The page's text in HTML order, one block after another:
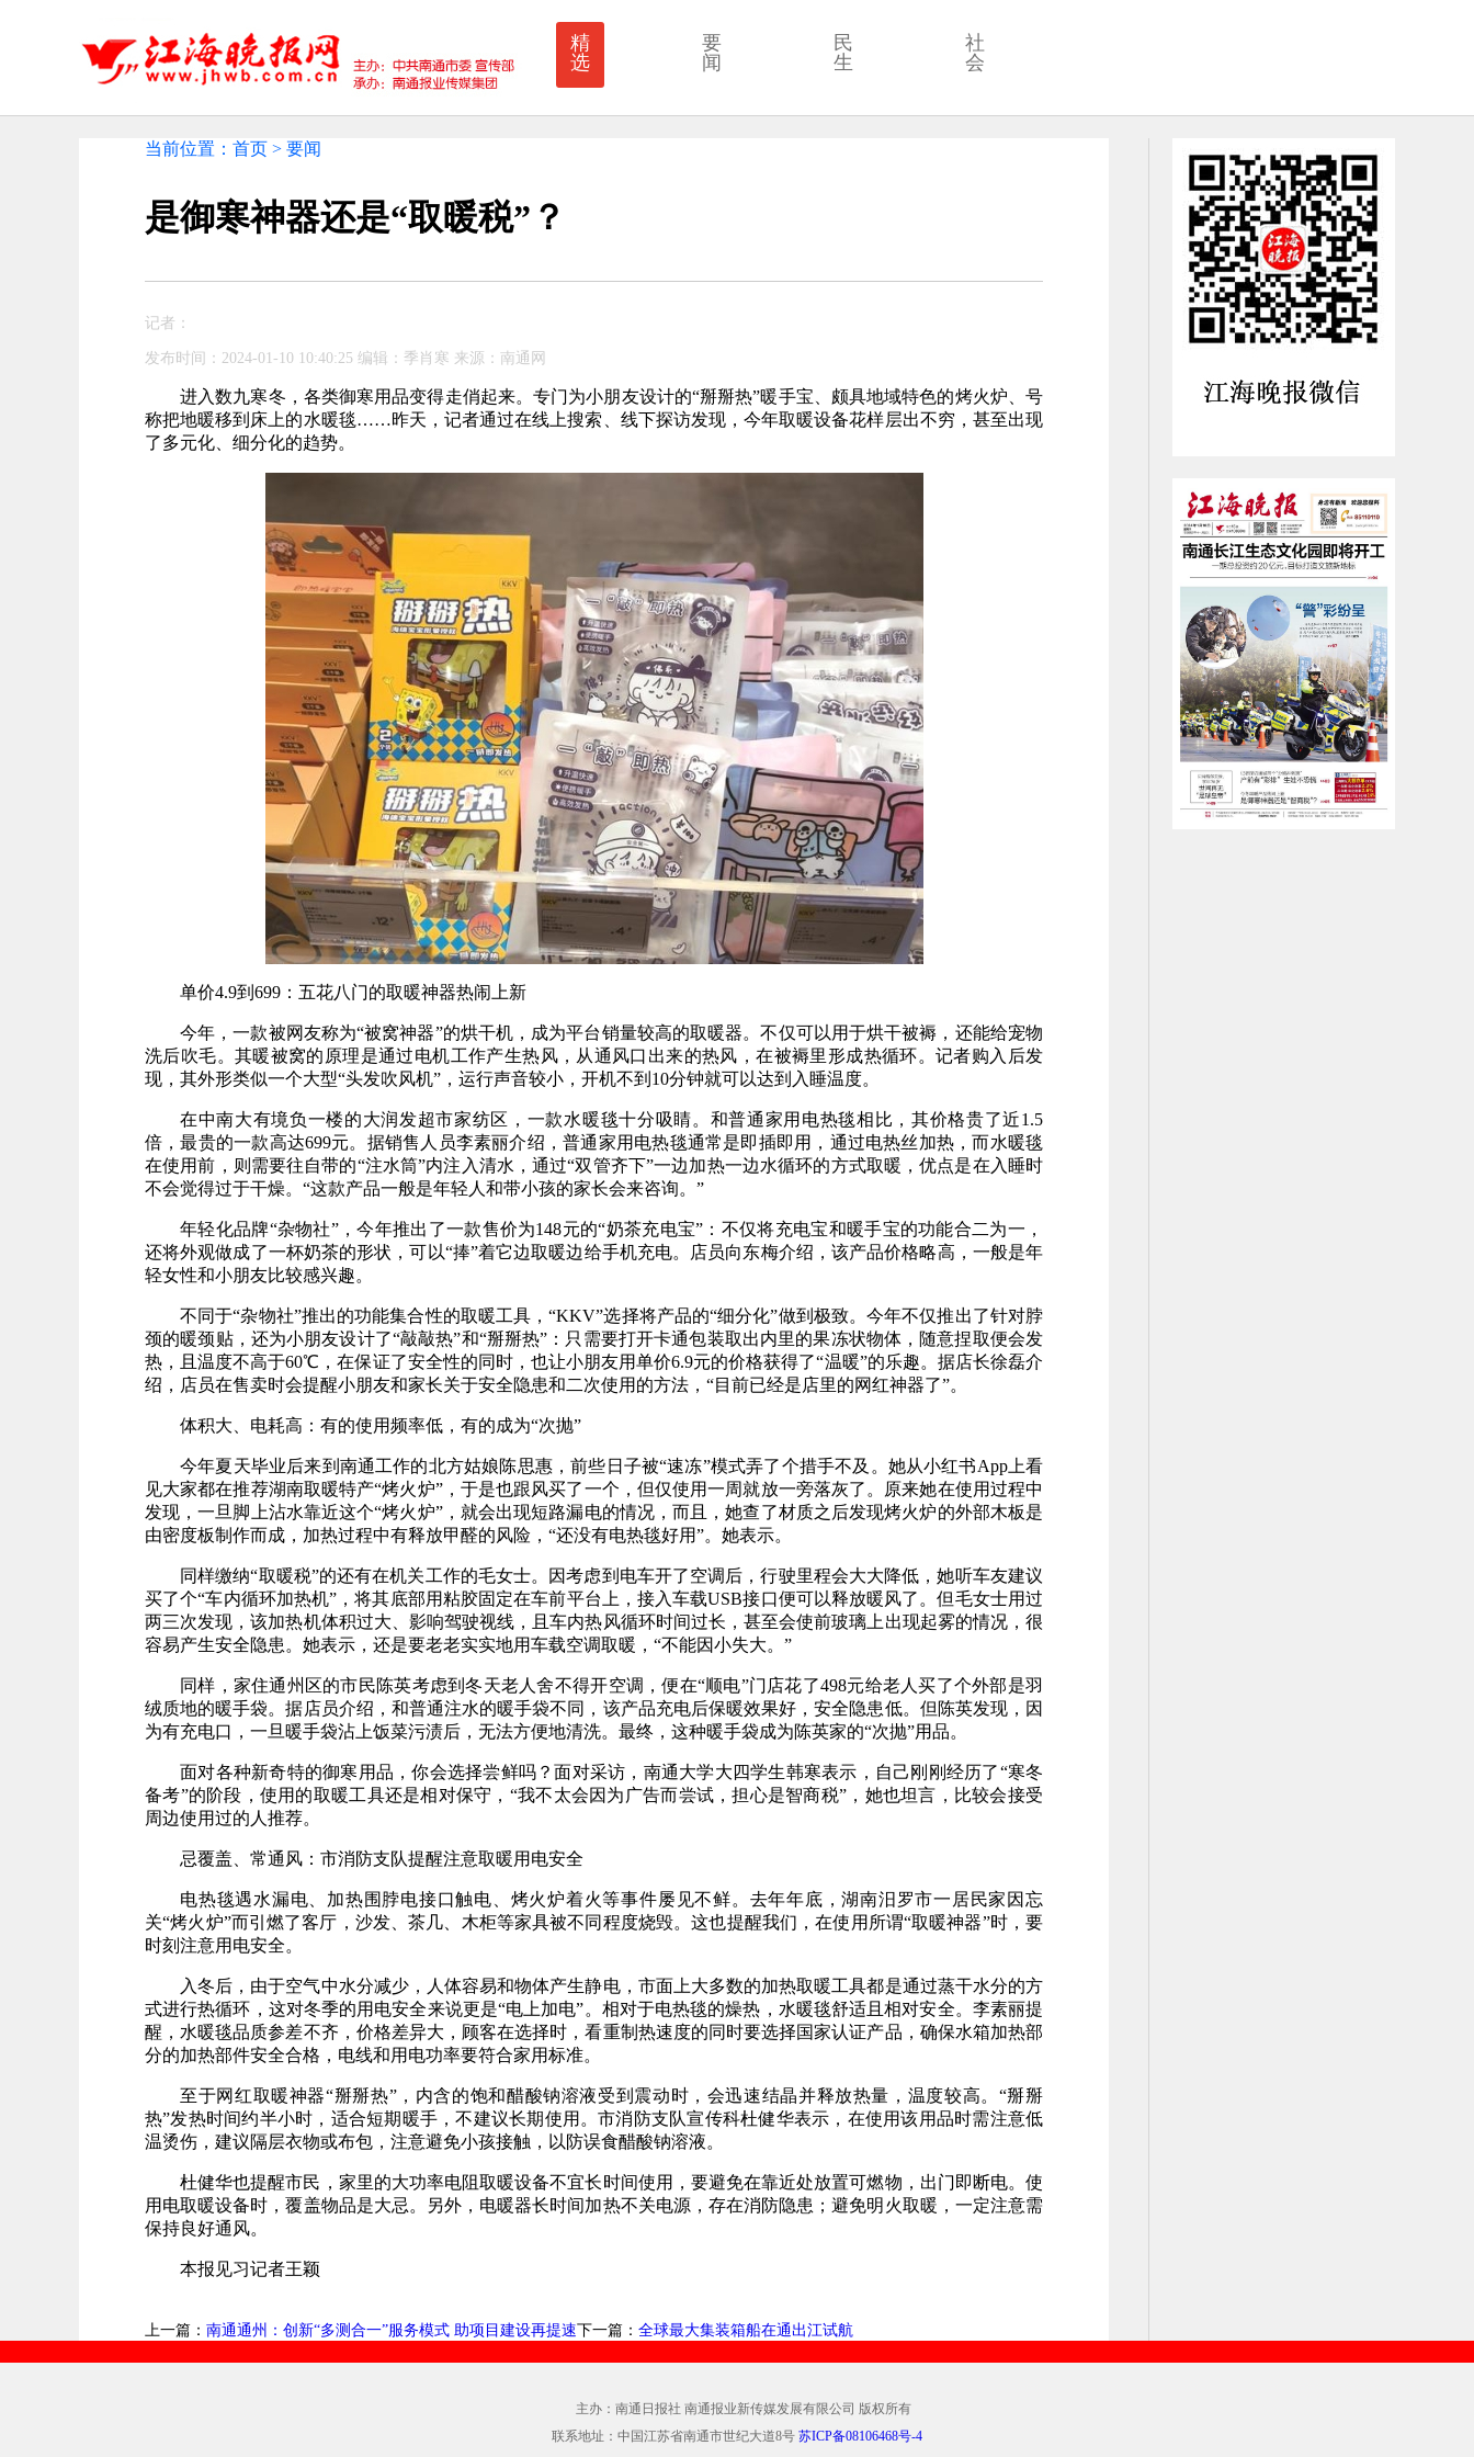
精
选
要
闻
民
生
社
会
当前位置：首页 > 要闻
是御寒神器还是“取暖税”？
记者：
发布时间：2024-01-10 10:40:25 编辑：季肖寒 来源：南通网
进入数九寒冬，各类御寒用品变得走俏起来。专门为小朋友设计的“掰掰热”暖手宝、颇具地域特色的烤火炉、号
称把地暖移到床上的水暖毯……昨天，记者通过在线上搜索、线下探访发现，今年取暖设备花样层出不穷，甚至出现
了多元化、细分化的趋势。
单价4.9到699：五花八门的取暖神器热闹上新
今年，一款被网友称为“被窝神器”的烘干机，成为平台销量较高的取暖器。不仅可以用于烘干被褥，还能给宠物
洗后吹毛。其暖被窝的原理是通过电机工作产生热风，从通风口出来的热风，在被褥里形成热循环。记者购入后发
现，其外形类似一个大型“头发吹风机”，运行声音较小，开机不到10分钟就可以达到入睡温度。
在中南大有境负一楼的大润发超市家纺区，一款水暖毯十分吸睛。和普通家用电热毯相比，其价格贵了近1.5
倍，最贵的一款高达699元。据销售人员李素丽介绍，普通家用电热毯通常是即插即用，通过电热丝加热，而水暖毯
在使用前，则需要往自带的“注水筒”内注入清水，通过“双管齐下”一边加热一边水循环的方式取暖，优点是在入睡时
不会觉得过于干燥。“这款产品一般是年轻人和带小孩的家长会来咨询。”
年轻化品牌“杂物社”，今年推出了一款售价为148元的“奶茶充电宝”：不仅将充电宝和暖手宝的功能合二为一，
还将外观做成了一杯奶茶的形状，可以“捧”着它边取暖边给手机充电。店员向东梅介绍，该产品价格略高，一般是年
轻女性和小朋友比较感兴趣。
不同于“杂物社”推出的功能集合性的取暖工具，“KKV”选择将产品的“细分化”做到极致。今年不仅推出了针对脖
颈的暖颈贴，还为小朋友设计了“敲敲热”和“掰掰热”：只需要打开卡通包装取出内里的果冻状物体，随意捏取便会发
热，且温度不高于60℃，在保证了安全性的同时，也让小朋友用单价6.9元的价格获得了“温暖”的乐趣。据店长徐磊介
绍，店员在售卖时会提醒小朋友和家长关于安全隐患和二次使用的方法，“目前已经是店里的网红神器了”。
体积大、电耗高：有的使用频率低，有的成为“次抛”
今年夏天毕业后来到南通工作的北方姑娘陈思惠，前些日子被“速冻”模式弄了个措手不及。她从小红书App上看
见大家都在推荐湖南取暖特产“烤火炉”，于是也跟风买了一个，但仅使用一周就放一旁落灰了。原来她在使用过程中
发现，一旦脚上沾水靠近这个“烤火炉”，就会出现短路漏电的情况，而且，她查了材质之后发现烤火炉的外部木板是
由密度板制作而成，加热过程中有释放甲醛的风险，“还没有电热毯好用”。她表示。
同样缴纳“取暖税”的还有在机关工作的毛女士。因考虑到电车开了空调后，行驶里程会大大降低，她听车友建议
买了个“车内循环加热机”，将其底部用粘胶固定在车前平台上，接入车载USB接口便可以释放暖风了。但毛女士用过
两三次发现，该加热机体积过大、影响驾驶视线，且车内热风循环时间过长，甚至会使前玻璃上出现起雾的情况，很
容易产生安全隐患。她表示，还是要老老实实地用车载空调取暖，“不能因小失大。”
同样，家住通州区的市民陈英考虑到冬天老人舍不得开空调，便在“顺电”门店花了498元给老人买了个外部是羽
绒质地的暖手袋。据店员介绍，和普通注水的暖手袋不同，该产品充电后保暖效果好，安全隐患低。但陈英发现，因
为有充电口，一旦暖手袋沾上饭菜污渍后，无法方便地清洗。最终，这种暖手袋成为陈英家的“次抛”用品。
面对各种新奇特的御寒用品，你会选择尝鲜吗？面对采访，南通大学大四学生韩寒表示，自己刚刚经历了“寒冬
备考”的阶段，使用的取暖工具还是相对保守，“我不太会因为广告而尝试，担心是智商税”，她也坦言，比较会接受
周边使用过的人推荐。
忌覆盖、常通风：市消防支队提醒注意取暖用电安全
电热毯遇水漏电、加热围脖电接口触电、烤火炉着火等事件屡见不鲜。去年年底，湖南汨罗市一居民家因忘
关“烤火炉”而引燃了客厅，沙发、茶几、木柜等家具被不同程度烧毁。这也提醒我们，在使用所谓“取暖神器”时，要
时刻注意用电安全。
入冬后，由于空气中水分减少，人体容易和物体产生静电，市面上大多数的加热取暖工具都是通过蒸干水分的方
式进行热循环，这对冬季的用电安全来说更是“电上加电”。相对于电热毯的燥热，水暖毯舒适且相对安全。李素丽提
醒，水暖毯品质参差不齐，价格差异大，顾客在选择时，看重制热速度的同时要选择国家认证产品，确保水箱加热部
分的加热部件安全合格，电线和用电功率要符合家用标准。
至于网红取暖神器“掰掰热”，内含的饱和醋酸钠溶液受到震动时，会迅速结晶并释放热量，温度较高。“掰掰
热”发热时间约半小时，适合短期暖手，不建议长期使用。市消防支队宣传科杜健华表示，在使用该用品时需注意低
温烫伤，建议隔层衣物或布包，注意避免小孩接触，以防误食醋酸钠溶液。
杜健华也提醒市民，家里的大功率电阻取暖设备不宜长时间使用，要避免在靠近处放置可燃物，出门即断电。使
用电取暖设备时，覆盖物品是大忌。另外，电暖器长时间加热不关电源，存在消防隐患；避免明火取暖，一定注意需
保持良好通风。
本报见习记者王颖
上一篇： 南通通州：创新“多测合一”服务模式 助项目建设再提速下一篇： 全球最大集装箱船在通出江试航
主办：南通日报社 南通报业新传媒发展有限公司 版权所有
联系地址：中国江苏省南通市世纪大道8号 苏ICP备08106468号-4